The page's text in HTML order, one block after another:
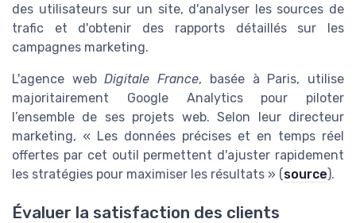
des utilisateurs sur un site, d'analyser les sources de
trafic et d'obtenir des rapports détaillés sur les
campagnes marketing.
L'agence webDigitale France, basée à Paris, utilise
majoritairement Google Analytics pour piloter
l’ensemble de ses projets web. Selon leur directeur
marketing, « Les données précises et en temps réel
offertes par cet outil permettent d'ajuster rapidement
les stratégies pour maximiser les résultats » (source).
Évaluer la satisfaction des clients